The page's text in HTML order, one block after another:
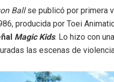
Ballse publicó por primera
producida por Toei
Magic Kids. Lo hizo con
las escenas de